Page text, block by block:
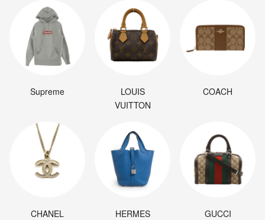
Supreme
LOUIS
VUITTON
COACH
CHANEL HERMES GUCCI